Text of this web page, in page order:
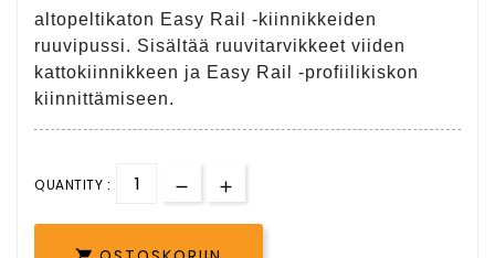
altopeltikaton Easy Rail -kiinnikkeiden
ruuvipussi. Sisältää ruuvitarvikkeet viiden
kattokiinnikkeen ja Easy Rail -profiilikiskon
kiinnittämiseen.
QUANTITY :